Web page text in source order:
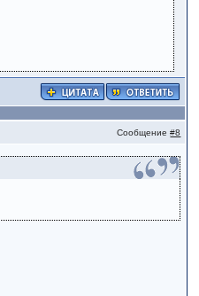
Сообщение#8